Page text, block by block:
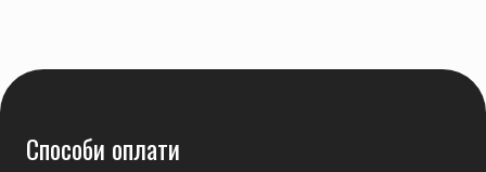
Способи оплати